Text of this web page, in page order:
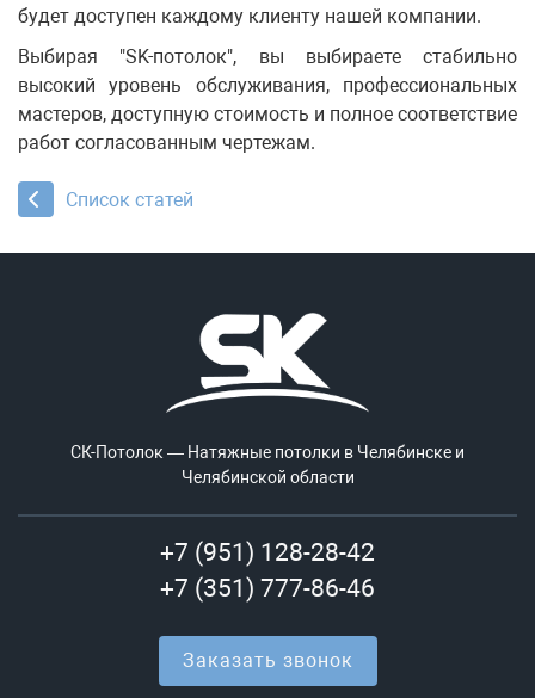
будет доступен каждому клиенту нашей компании.
Выбирая "SK-потолок", вы выбираете стабильно
высокий уровень обслуживания, профессиональных
мастеров, доступную стоимость и полное соответствие
работ согласованным чертежам.
Список статей
СК-Потолок — Натяжные потолки в Челябинске и
Челябинской области
+7 (951) 128-28-42
+7 (351) 777-86-46
Заказать звонок